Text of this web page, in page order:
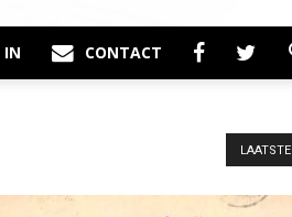
IN CONTACT
LAATSTE